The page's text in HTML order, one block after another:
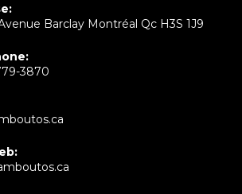
Barclay Montréal Qc H3S 1J9
3870
application